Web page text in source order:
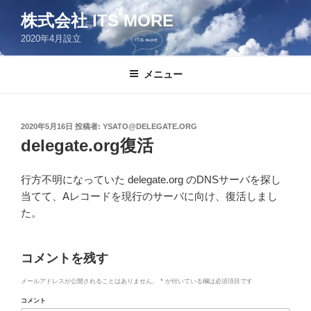
ン
株式会社 ITS MORE
2020年4月設立
メニュー
投
稿
日:
2020年5月16日 投稿者: YSATO@DELEGATE.ORG
delegate.org復活
行方不明になっていた delegate.org のDNSサーバを探し
当てて、Aレコードを現行のサーバに向け、復活しまし
た。
コメントを残す
メールアドレスが公開されることはありません。 * が付いている欄は必須項目です
コメント